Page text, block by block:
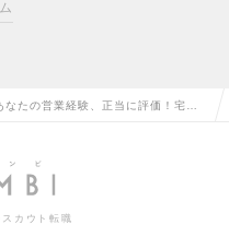
なたの営業経験、正当に評価！宅建
カウト転職